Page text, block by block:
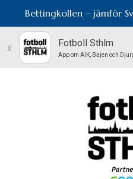
Bettingkollen – jämför
x Fotboll Sthlm
App om AIK, Bajen och